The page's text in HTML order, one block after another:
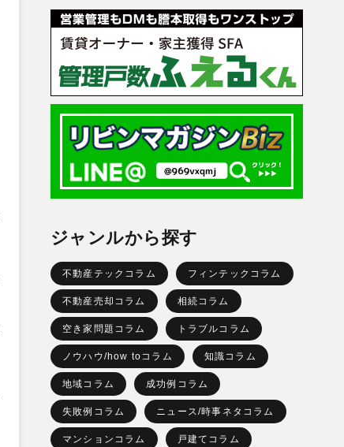
ジャンルから探す
不動産テックコラム フィンテックコラム
不動産売却コラム 相続コラム
空き家問題コラム トラブルコラム
ノウハウ/how toコラム 知識コラム
地域コラム 成功例コラム
失敗例コラム ニュース/時事ネタコラム
マンションコラム 戸建てコラム